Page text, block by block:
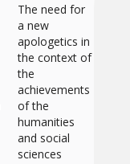
The need for
a new
apologetics in
the context of
the
achievements
of the
humanities
and social
sciences